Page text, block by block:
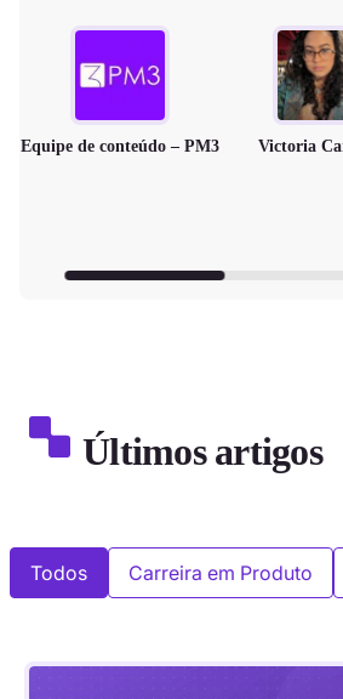
Equipe de conteúdo – PM3 Victoria
Últimos artigos
Todos Carreira em Produto